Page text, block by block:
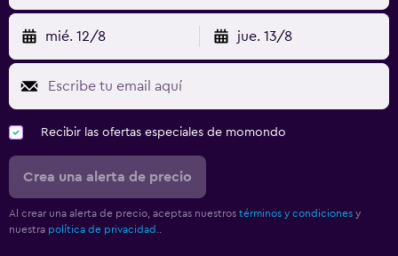
mié. 12/8 jue. 13/8
Recibir las ofertas especiales de momondo
Crea una alerta de precio
Al crear una alerta de precio, aceptas nuestros términos y condiciones y
nuestra política de privacidad.